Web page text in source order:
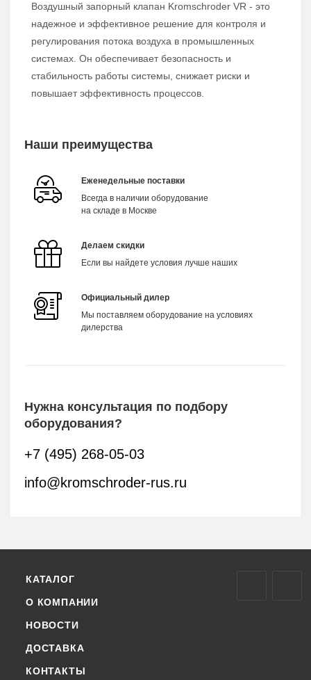
Воздушный запорный клапан Kromschroder VR - это
надежное и эффективное решение для контроля и
регулирования потока воздуха в промышленных
системах. Он обеспечивает безопасность и
стабильность работы системы, снижает риски и
повышает эффективность процессов.
Наши преимущества
Еженедельные поставки
Всегда в наличии оборудование
на складе в Москве
Делаем скидки
Если вы найдете условия лучше наших
Официальный дилер
Мы поставляем оборудование на условиях
дилерства
Нужна консультация по подбору
оборудования?
+7 (495) 268-05-03
info@kromschroder-rus.ru
КАТАЛОГ
О КОМПАНИИ
НОВОСТИ
ДОСТАВКА
КОНТАКТЫ